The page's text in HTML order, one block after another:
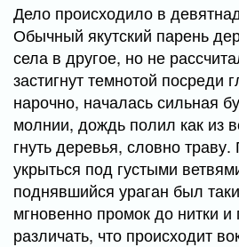
Дело происходило в
Обычный якутский парень
села в другое, но не
застигнут темнотой посреди
нарочно, началась сильная
молнии, дождь полил как из
гнуть деревья, словно
укрыться под густыми
поднявшийся ураган был
мгновенно промок до нитки и
различать, что происходит